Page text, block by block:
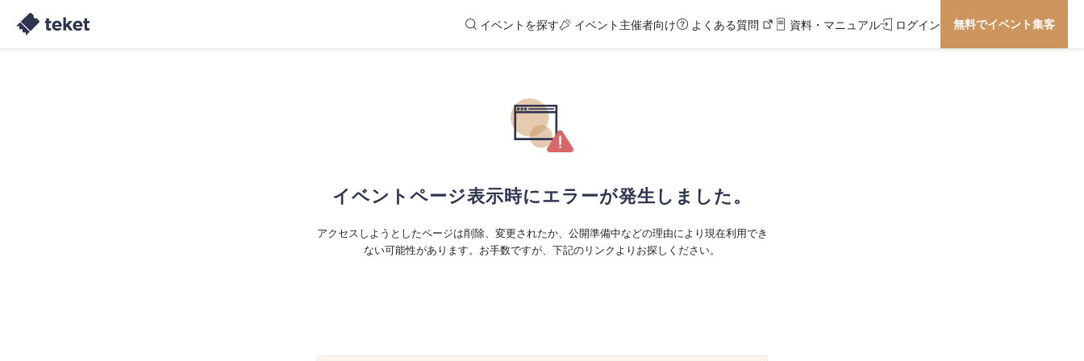
イベントを探す イベント主催者向け よくある質問 資料・マニュアル ログイン 無料でイベント集客
イベントページ表示時にエラーが発生しました。
アクセスしようとしたページは削除、変更されたか、公開準備中などの理由により現在利用でき
ない可能性があります。お手数ですが、下記のリンクよりお探しください。